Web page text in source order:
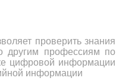
проверить знания
другим профессиям по
цифровой информации
информации